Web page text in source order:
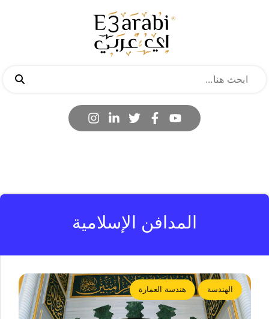
المدافن الإسلامية
الهندسة هندسة العمارة